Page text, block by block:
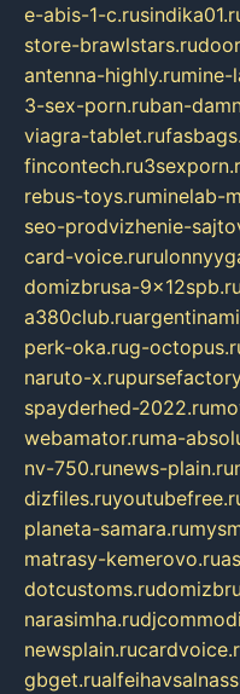
e-abis-1-c.ru
store-brawlstars.ru
antenna-highly.rumine-
3-sex-porn.ruban-
viagra-tablet.ru
fincontech.ru
rebus-toys.ruminelab-
seo-prodvizhenie-
card-voice.ru
domizbrusa-9x12spb.ru
a380club.ru
perk-oka.rug-
naruto-x.ru
spayderhed-2022.ru
webamator.ruma-
nv-750.runews-plain.ru
dizfiles.ru
planeta-samara.ru
matrasy-kemerovo.ru
dotcustoms.ru
narasimha.ru
newsplain.ru
gbget.ru